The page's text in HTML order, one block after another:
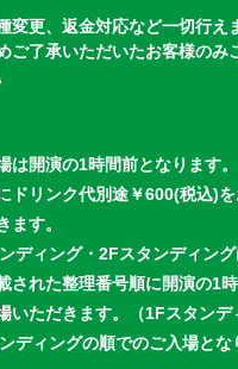
変更、返金対応など一切行え
ご了承いただいたお客様のみ
は開演の1時間前となります。
ドリンク代別途￥600(税込)
ます。
ディング・2Fスタンディン
された整理番号順に開演の1
いただきます。（1Fスタンデ
ディングの順でのご入場とな